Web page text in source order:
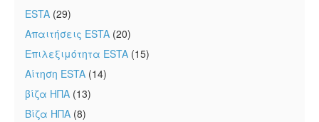
ESTA (29)
Απαιτήσεις ESTA (20)
Επιλεξιμότητα ESTA (15)
Αίτηση ESTA (14)
βίζα ΗΠΑ (13)
Βίζα ΗΠΑ (8)